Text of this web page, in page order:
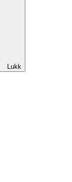
Lukk